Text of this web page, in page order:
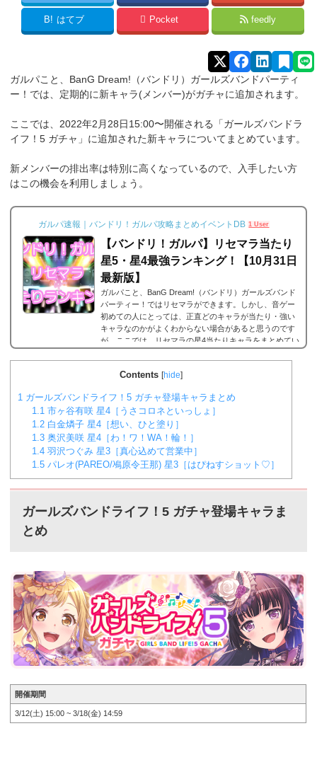
B! はてブ Pocket feedly
ガルパこと、BanG Dream!（バンドリ）ガールズバンドパーティ
ー！では、定期的に新キャラ(メンバー)がガチャに追加されます。
ここでは、2022年2月28日15:00〜開催される「ガールズバンドラ
イフ！5 ガチャ」に追加された新キャラについてまとめています。
新メンバーの排出率は特別に高くなっているので、入手したい方
はこの機会を利用しましょう。
ガルパ速報｜バンドリ！ガルパ攻略まとめイベントDB 1 User
【バンドリ！ガルパ】リセマラ当たり
星5・星4最強ランキング！【10月31日
最新版】
ガルパこと、BanG Dream!（バンドリ）ガールズバンド
パーティー！ではリセマラができます。しかし、音ゲー
初めての人にとっては、正直どのキャラが当たり・強い
キャラなのかがよくわからない場合があると思うのです
が、ここでは、リセマラの星4当たりキャラをまとめてい
ラのやり方は以下のリンクで。2023年9月29日更新バン
当たりランキングの前に、バンドリ！ガルパにおける...
Contents [hide]
1 ガールズバンドライフ！5 ガチャ登場キャラまとめ
1.1 市ヶ谷有咲 星4［うさコロネといっしょ］
1.2 白金燐子 星4［想い、ひと塗り］
1.3 奥沢美咲 星4［わ！ワ！WA！輪！］
1.4 羽沢つぐみ 星3［真心込めて営業中］
1.5 パレオ(PAREO/鳰原令王那) 星3［はぴねすショット♡］
ガールズバンドライフ！5 ガチャ登場キャラま
とめ
開催期間
3/12(土) 15:00 ~ 3/18(金) 14:59